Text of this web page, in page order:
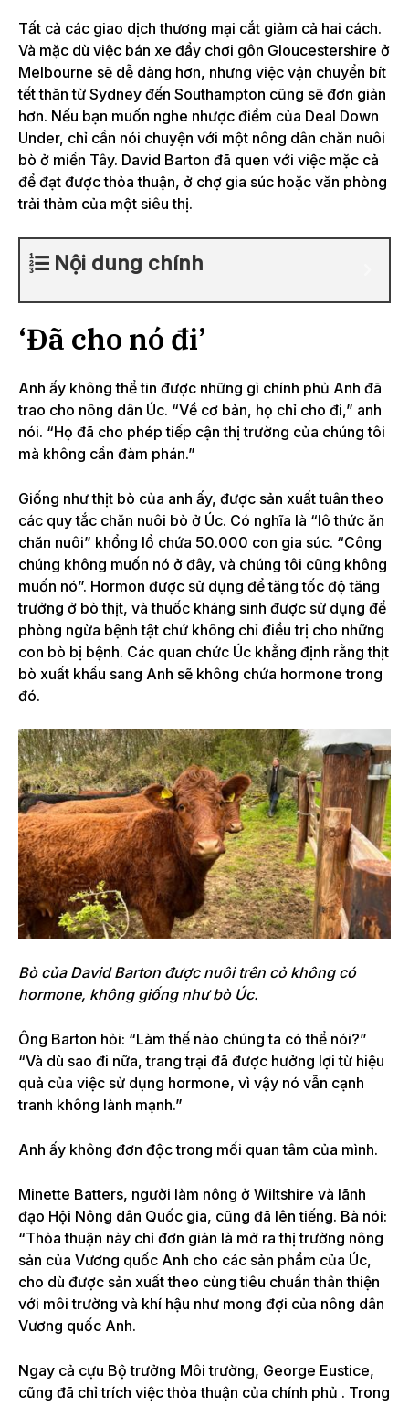
Tất cả các giao dịch thương mại cắt giảm cả hai cách.
Và mặc dù việc bán xe đẩy chơi gôn Gloucestershire ở
Melbourne sẽ dễ dàng hơn, nhưng việc vận chuyển bít
tết thăn từ Sydney đến Southampton cũng sẽ đơn giản
hơn. Nếu bạn muốn nghe nhược điểm của Deal Down
Under, chỉ cần nói chuyện với một nông dân chăn nuôi
bò ở miền Tây. David Barton đã quen với việc mặc cả
để đạt được thỏa thuận, ở chợ gia súc hoặc văn phòng
trải thảm của một siêu thị.
Nội dung chính
‘Đã cho nó đi’
Anh ấy không thể tin được những gì chính phủ Anh đã
trao cho nông dân Úc. “Về cơ bản, họ chỉ cho đi,” anh
nói. “Họ đã cho phép tiếp cận thị trường của chúng tôi
mà không cần đàm phán.”
Giống như thịt bò của anh ấy, được sản xuất tuân theo
các quy tắc chăn nuôi bò ở Úc. Có nghĩa là “lô thức ăn
chăn nuôi” khổng lồ chứa 50.000 con gia súc. “Công
chúng không muốn nó ở đây, và chúng tôi cũng không
muốn nó”. Hormon được sử dụng để tăng tốc độ tăng
trưởng ở bò thịt, và thuốc kháng sinh được sử dụng để
phòng ngừa bệnh tật chứ không chỉ điều trị cho những
con bò bị bệnh. Các quan chức Úc khẳng định rằng thịt
bò xuất khẩu sang Anh sẽ không chứa hormone trong
đó.
Bò của David Barton được nuôi trên cỏ không có
hormone, không giống như bò Úc.
Ông Barton hỏi: “Làm thế nào chúng ta có thể nói?”
“Và dù sao đi nữa, trang trại đã được hưởng lợi từ hiệu
quả của việc sử dụng hormone, vì vậy nó vẫn cạnh
tranh không lành mạnh.”
Anh ấy không đơn độc trong mối quan tâm của mình.
Minette Batters, người làm nông ở Wiltshire và lãnh
đạo Hội Nông dân Quốc gia, cũng đã lên tiếng. Bà nói:
“Thỏa thuận này chỉ đơn giản là mở ra thị trường nông
sản của Vương quốc Anh cho các sản phẩm của Úc,
cho dù được sản xuất theo cùng tiêu chuẩn thân thiện
với môi trường và khí hậu như mong đợi của nông dân
Vương quốc Anh.
Ngay cả cựu Bộ trưởng Môi trường, George Eustice,
cũng đã chỉ trích việc thỏa thuận của chính phủ . Trong